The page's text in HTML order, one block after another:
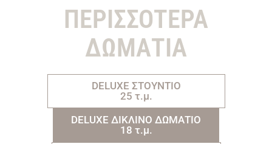
ΠΕΡΙΣΣΟΤΕΡΑ
ΔΩΜΑΤΙΑ
DELUXE ΣΤΟΥΝΤΙΟ
25 τ.μ.
DELUXE ΔΙΚΛΙΝΟ ΔΩΜΑΤΙΟ
18 τ.μ.